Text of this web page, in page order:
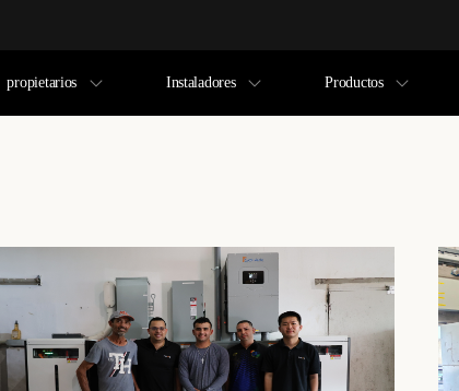
propietarios Instaladores Productos